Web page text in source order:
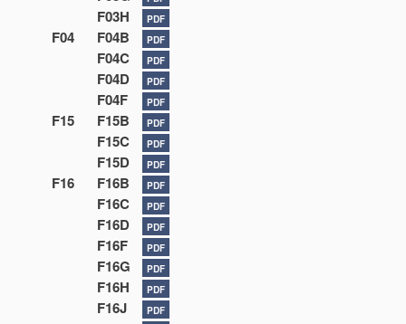
F03H PDF
F04 F04B PDF
F04C PDF
F04D PDF
F04F PDF
F15 F15B PDF
F15C PDF
F15D PDF
F16 F16B PDF
F16C PDF
F16D PDF
F16F PDF
F16G PDF
F16H PDF
F16J PDF